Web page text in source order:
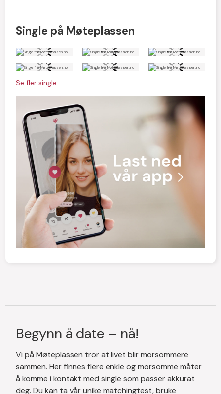
Single på Møteplassen
Se fler single
Begynn å date – nå!
Vi på Møteplassen tror at livet blir morsommere
sammen. Her finnes flere enkle og morsomme måter
å komme i kontakt med single som passer akkurat
deg. Du kan ta vår unike matchingtest, bruke